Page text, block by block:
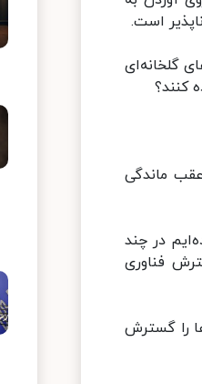
است.
و گازهای گلخانه‌ای
کنند؟
ماندگی
در چند
فناوری
را گسترش